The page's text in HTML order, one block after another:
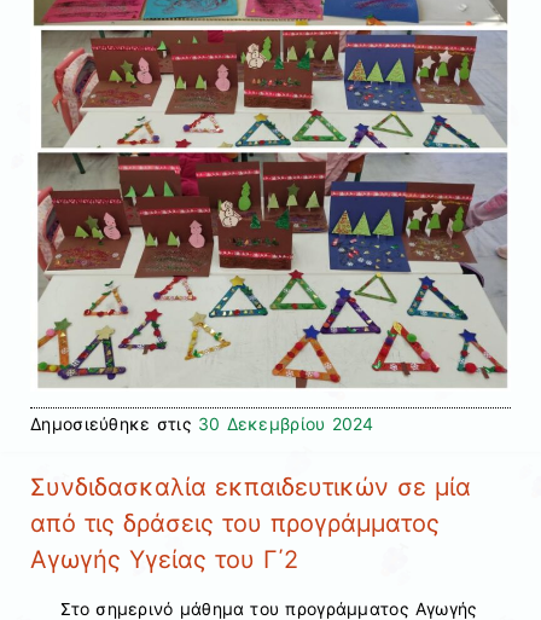
Δημοσιεύθηκε στις 30 Δεκεμβρίου 2024
Συνδιδασκαλία εκπαιδευτικών σε μία
από τις δράσεις του προγράμματος
Αγωγής Υγείας του Γ΄2
Στο σημερινό μάθημα του προγράμματος Αγωγής